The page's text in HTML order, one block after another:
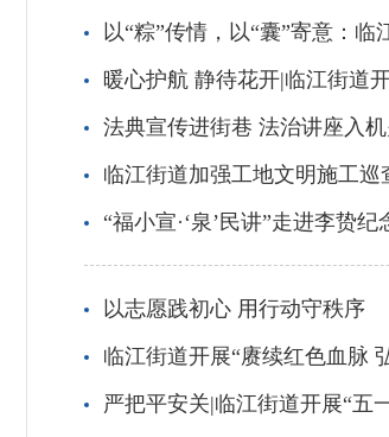
以“粽”传情，以“囊”寄意：
暖心护航 静待花开|临江街道
法典宣传进街巷 法治讲座入
临江街道加强工地文明施工巡
“福小宣·‘泉’民讲”走进李贽纪
以志愿践初心 用行动守秩序
临江街道开展“赓续红色血脉
严把平安关|临江街道开展“五